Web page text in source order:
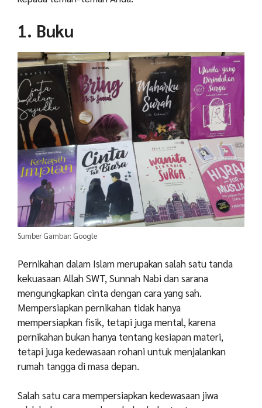
1. Buku
Sumber Gambar: Google
Pernikahan dalam Islam merupakan salah satu tanda
kekuasaan Allah SWT, Sunnah Nabi dan sarana
mengungkapkan cinta dengan cara yang sah.
Mempersiapkan pernikahan tidak hanya
mempersiapkan fisik, tetapi juga mental, karena
pernikahan bukan hanya tentang kesiapan materi,
tetapi juga kedewasaan rohani untuk menjalankan
rumah tangga di masa depan.
Salah satu cara mempersiapkan kedewasaan jiwa